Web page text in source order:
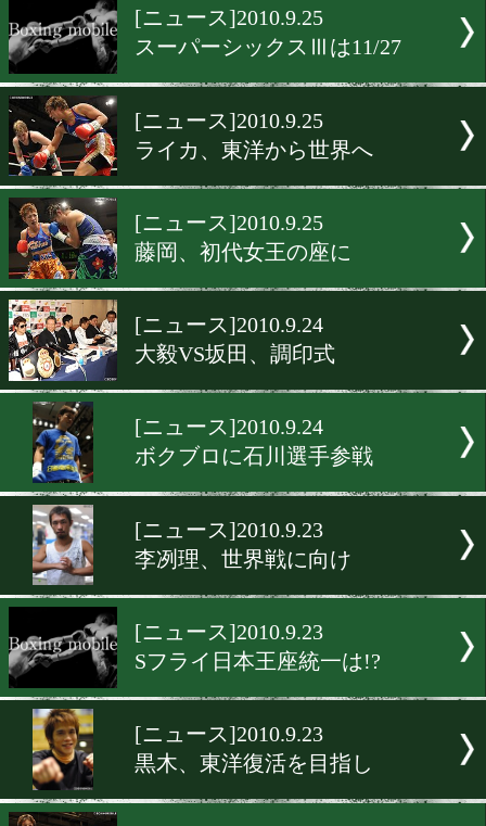
佐藤が真王者に!
富樫がメキシコで防衛戦!
[ニュース]2010.9.25
石田、正規王座決定戦へ
[ニュース]2010.9.25
スーパーシックスⅢは11/27
[ニュース]2010.9.25
[ニュース]2010.9.25
藤岡、初代女王の座に
[ニュース]2010.9.24
大毅VS坂田、調印式